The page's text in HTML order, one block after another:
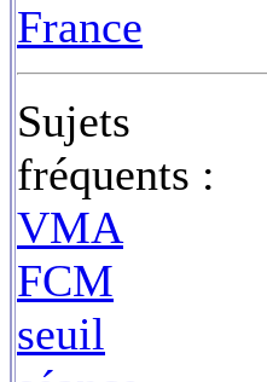
France
Sujets
fréquents :
VMA
FCM
seuil